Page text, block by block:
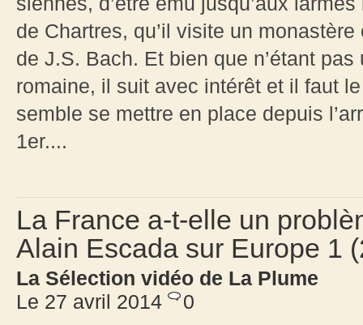
de Chartres, qu’il visite un
de J.S. Bach. Et bien que n’étant
romaine, il suit avec intérêt et il faut
semble se mettre en place depuis
1er....
La France a-t-elle un
Alain Escada sur Europe 1
La Sélection vidéo de La Plume
Le 27 avril 2014
0